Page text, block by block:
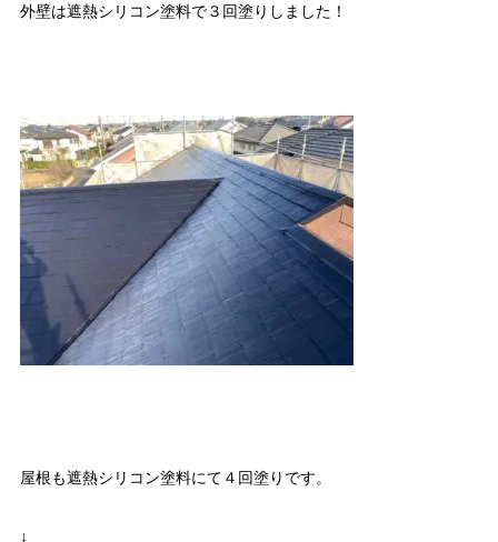
外壁は遮熱シリコン塗料で３回塗りしました！
屋根も遮熱シリコン塗料にて４回塗りです。
↓